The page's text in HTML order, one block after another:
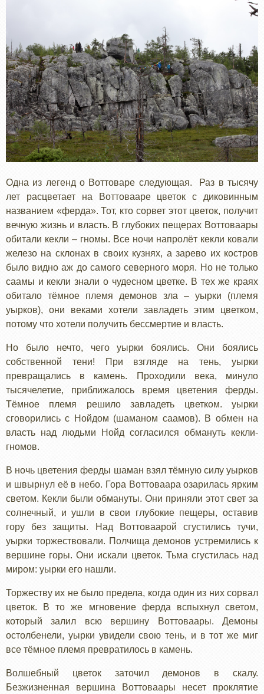
Одна из легенд о Воттоваре следующая. Раз в тысячу
лет расцветает на Воттовааре цветок с диковинным
названием «ферда». Тот, кто сорвет этот цветок, получит
вечную жизнь и власть. В глубоких пещерах Воттоваары
обитали кекли – гномы. Все ночи напролёт кекли ковали
железо на склонах в своих кузнях, а зарево их костров
было видно аж до самого северного моря. Но не только
саамы и кекли знали о чудесном цветке. В тех же краях
обитало тёмное племя демонов зла – уырки (племя
уырков), они веками хотели завладеть этим цветком,
потому что хотели получить бессмертие и власть.
Но было нечто, чего уырки боялись. Они боялись
собственной тени! При взгляде на тень, уырки
превращались в камень. Проходили века, минуло
тысячелетие, приближалось время цветения ферды.
Тёмное племя решило завладеть цветком. уырки
сговорились с Нойдом (шаманом саамов). В обмен на
власть над людьми Нойд согласился обмануть кекли-
гномов.
В ночь цветения ферды шаман взял тёмную силу уырков
и швырнул её в небо. Гора Воттоваара озарилась ярким
светом. Кекли были обмануты. Они приняли этот свет за
солнечный, и ушли в свои глубокие пещеры, оставив
гору без защиты. Над Воттоваарой сгустились тучи,
уырки торжествовали. Полчища демонов устремились к
вершине горы. Они искали цветок. Тьма сгустилась над
миром: уырки его нашли.
Торжеству их не было предела, когда один из них сорвал
цветок. В то же мгновение ферда вспыхнул светом,
который залил всю вершину Воттоваары. Демоны
остолбенели, уырки увидели свою тень, и в тот же миг
все тёмное племя превратилось в камень.
Волшебный цветок заточил демонов в скалу.
Безжизненная вершина Воттоваары несет проклятие